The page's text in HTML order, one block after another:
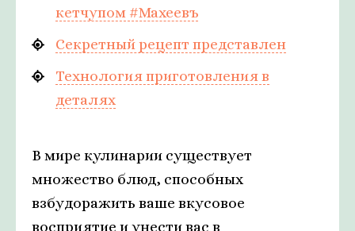
кетчупом #Махеевъ
Секретный рецепт представлен
Технология приготовления в
деталях
В мире кулинарии существует
множество блюд, способных
взбудоражить ваше вкусовое
восприятие и унести вас в